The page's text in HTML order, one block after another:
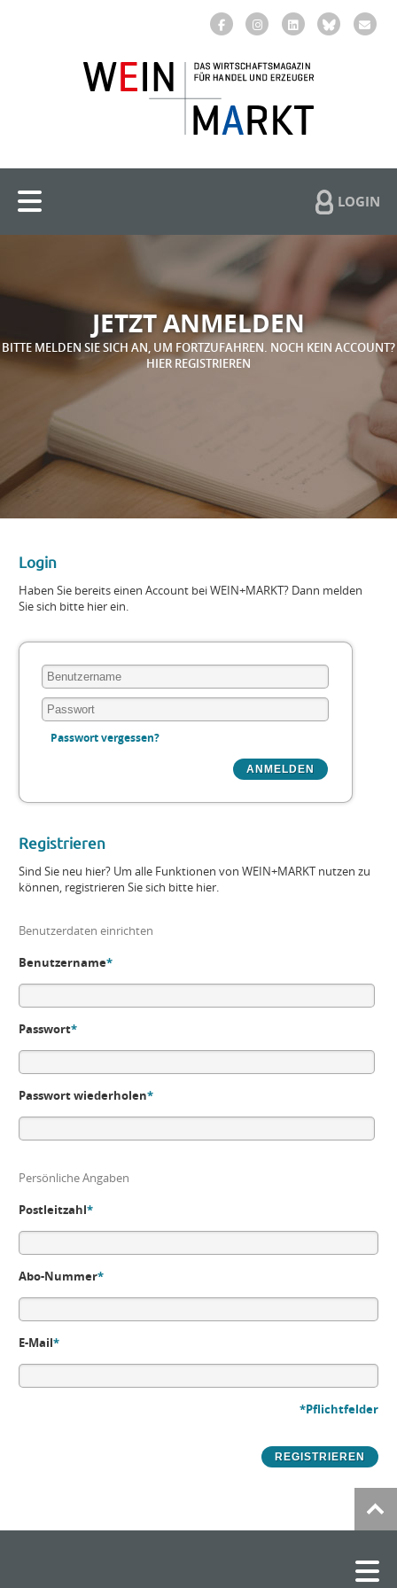
LOGIN
JETZT ANMELDEN
BITTE MELDEN SIE SICH AN, UM FORTZUFAHREN. NOCH KEIN ACCOUNT?
HIER REGISTRIEREN
Login
Haben Sie bereits einen Account bei WEIN+MARKT? Dann melden
Sie sich bitte hier ein.
Passwort vergessen?
Registrieren
Sind Sie neu hier? Um alle Funktionen von WEIN+MARKT nutzen zu
können, registrieren Sie sich bitte hier.
Benutzerdaten einrichten
Benutzername*
Passwort*
Passwort wiederholen*
Persönliche Angaben
Postleitzahl*
Abo-Nummer*
E-Mail*
*Pflichtfelder